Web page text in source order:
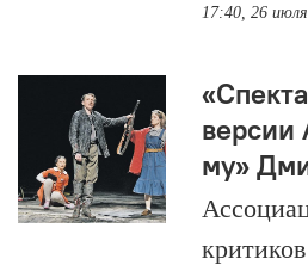
17:40, 26 июля
версии
му»